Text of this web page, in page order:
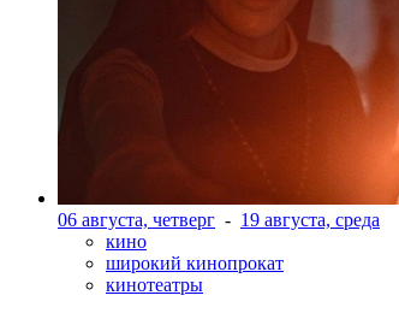
06 августа, четверг - 19 августа, среда
кино
широкий кинопрокат
кинотеатры